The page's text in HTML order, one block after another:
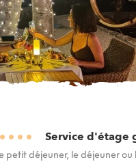
Service d'étage
petit déjeuner, le déjeuner ou